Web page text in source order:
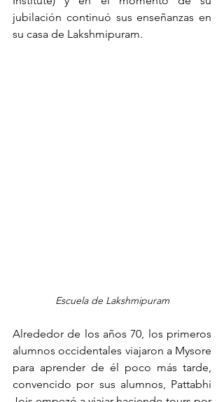
jubilación continuó sus enseñanzas en
su casa de Lakshmipuram.
Escuela de Lakshmipuram
Alrededor de los años 70, los primeros
alumnos occidentales viajaron a Mysore
para aprender de él poco más tarde,
convencido por sus alumnos, Pattabhi